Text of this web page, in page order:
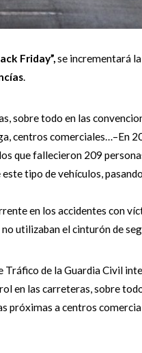
Friday”,se incrementará
.
sobre todo en las
centros comerciales…–En
que fallecieron 209
este tipo devehículos,
en losaccidentes con
no utilizaban el cinturón de
Tráfico de la GuardiaCivil
en las carreteras, sobre
próximas acentros